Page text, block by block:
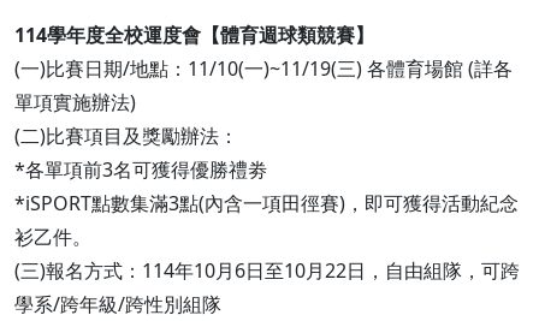
114學年度全校運度會【體育週球類競賽】
(一)比賽日期/地點：11/10(一)~11/19(三) 各體育場館 (詳各
單項實施辦法)
(二)比賽項目及獎勵辦法：
*各單項前3名可獲得優勝禮劵
*iSPORT點數集滿3點(內含一項田徑賽)，即可獲得活動紀念
衫乙件。
(三)報名方式：114年10月6日至10月22日，自由組隊，可跨
學系/跨年級/跨性別組隊